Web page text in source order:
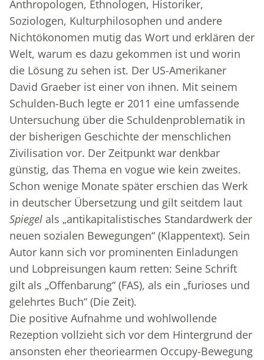
Anthropologen, Ethnologen, Historiker,
Soziologen, Kulturphilosophen und andere
Nichtökonomen mutig das Wort und erklären der
Welt, warum es dazu gekommen ist und worin
die Lösung zu sehen ist. Der US-Amerikaner
David Graeber ist einer von ihnen. Mit seinem
Schulden-Buch legte er 2011 eine umfassende
Untersuchung über die Schuldenproblematik in
der bisherigen Geschichte der menschlichen
Zivilisation vor. Der Zeitpunkt war denkbar
günstig, das Thema en vogue wie kein zweites.
Schon wenige Monate später erschien das Werk
in deutscher Übersetzung und gilt seitdem laut
Spiegel als „antikapitalistisches Standardwerk der
neuen sozialen Bewegungen“ (Klappentext). Sein
Autor kann sich vor prominenten Einladungen
und Lobpreisungen kaum retten: Seine Schrift
gilt als „Offenbarung“ (FAS), als ein „furioses und
gelehrtes Buch“ (Die Zeit).
Die positive Aufnahme und wohlwollende
Rezeption vollzieht sich vor dem Hintergrund der
ansonsten eher theoriearmen Occupy-Bewegung